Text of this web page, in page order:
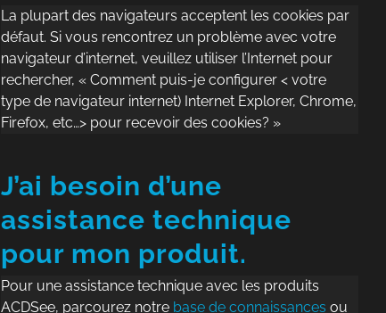
La plupart des navigateurs acceptent les cookies par
défaut. Si vous rencontrez un problème avec votre
navigateur d’internet, veuillez utiliser l’Internet pour
rechercher, « Comment puis-je configurer < votre
type de navigateur internet) Internet Explorer, Chrome,
Firefox, etc…> pour recevoir des cookies? »
J’ai besoin d’une
assistance technique
pour mon produit.
Pour une assistance technique avec les produits
ACDSee, parcourez notre base de connaissances ou